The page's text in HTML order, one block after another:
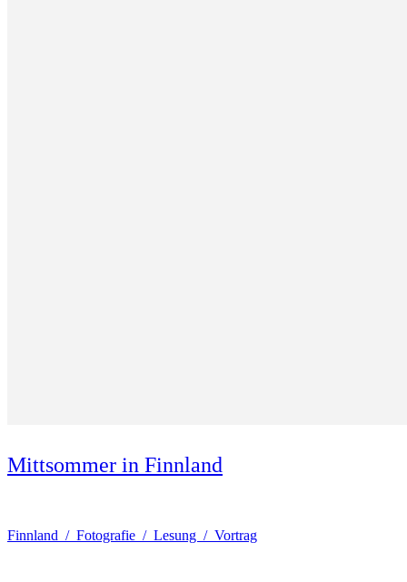
Mittsommer in Finnland
Finnland / Fotografie / Lesung / Vortrag